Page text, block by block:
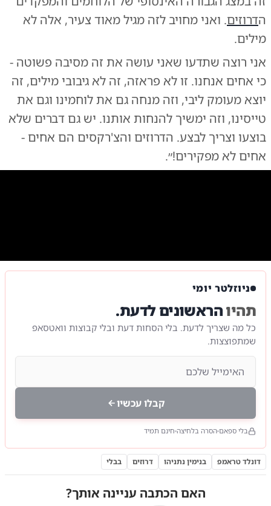
הדרוזים. ואני מחויב לזה מגיל מאוד צעיר, אלה לא
מילים.
אני רוצה שתדעו שאני עושה את זה מסיבה פשוטה -
כי אחים אנחנו. זו לא פראזה, זה לא גיבובי מילים, זה
יוצא מעומק ליבי, וזה מנחה גם את לוחמינו וגם את
טייסינו, וזה ימשיך להנחות אותנו. יש גם דברים שלא
בוצעו וצריך לבצע. הדרוזים והצ'רקסים הם אחים -
אחים לא מפקירים!״.
הקטע המלא |צילום:צילום: באדיבות כתב 14 מוטי קסטל
ניוזלטר יומי
תהיוהראשונים לדעת.
כל מה שצריך לדעת. בלי הסחות דעת ובלי קבוצות וואטסאפ
שמתפוצצות.
קבלו עכשיו
בלי ספאם הסרה בלחיצה חינם תמיד
דונלד טראמפ בנימין נתניהו דרוזים בבלי
האם הכתבה עניינה אותך?